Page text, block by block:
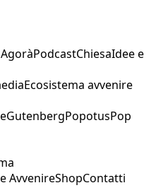
AgoràPodcastChiesaIdee e
Ecosistema avvenire
GutenbergPopotusPop
AvvenireShopContatti